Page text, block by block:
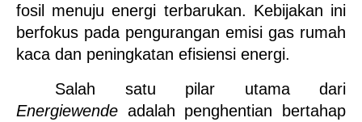
fosil menuju energi terbarukan. Kebijakan ini
berfokus pada pengurangan emisi gas rumah
kaca dan peningkatan efisiensi energi.
Energiewende adalah penghentian bertahap